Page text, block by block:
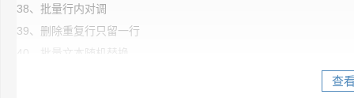
38、批量行内对调
39、删除重复行只留一行
40、批量文本随机替换
查